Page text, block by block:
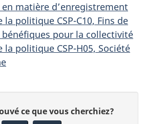
matière d’enregistrement
la politique CSP-C10, Fins de
bénéfiques pour la collectivité
la politique CSP-H05, Société
ce que vous cherchiez?